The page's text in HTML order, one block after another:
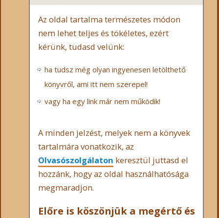
Az oldal tartalma természetes módon
nem lehet teljes és tökéletes, ezért
kérünk, tudasd velünk:
ha tudsz még olyan ingyenesen letölthető
könyvről, ami itt nem szerepel!
vagy ha egy link már nem működik!
A minden jelzést, melyek nem a könyvek
tartalmára vonatkozik, az
Olvasószolgálaton keresztül juttasd el
hozzánk, hogy az oldal használhatósága
megmaradjon.
Előre is köszönjük a megértő és